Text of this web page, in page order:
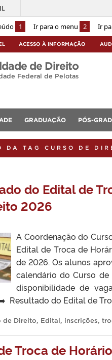
1 Ir para o menu 2 Ir
ACESSO À INFORMAÇÃO
de Direito
Federal de Pelotas
GRADUAÇÃO PÓS-
DA TAG CURSO DE
do Edital de
2026
A Coordenação do
Edital de Troca de
de 2026. Os alunos
calendário do Curso
disponibilidade de
Resultado do Edital de
de Direito, Edital, inscrições,
Troca de